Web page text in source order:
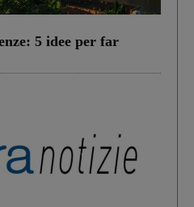
5 idee per far